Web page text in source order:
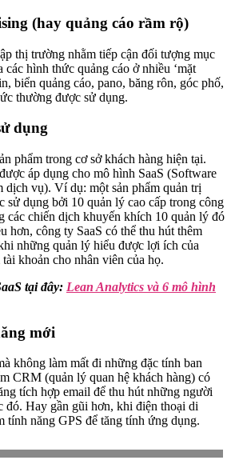
(hay quảng cáo rầm rộ)
thị trường nhằm tiếp cận đối tượng mục
hình thức quảng cáo ở nhiều ‘mặt
biển quảng cáo, pano, băng rôn, góc phố,
thường được sử dụng.
dụng
phẩm trong cơ sở khách hàng hiện tại.
áp dụng cho mô hình SaaS (Software
dịch vụ). Ví dụ: một sản phẩm quản trị
sử dụng bởi 10 quản lý cao cấp trong công
các chiến dịch khuyến khích 10 quản lý đó
hơn, công ty SaaS có thể thu hút thêm
những quản lý hiểu được lợi ích của
khoản cho nhân viên của họ.
tại đây: Lean Analytics và 6 mô hình
mới
không làm mất đi những đặc tính ban
CRM (quản lý quan hệ khách hàng) có
tích hợp email để thu hút những người
đó. Hay gần gũi hơn, khi điện thoại di
tính năng GPS để tăng tính ứng dụng.